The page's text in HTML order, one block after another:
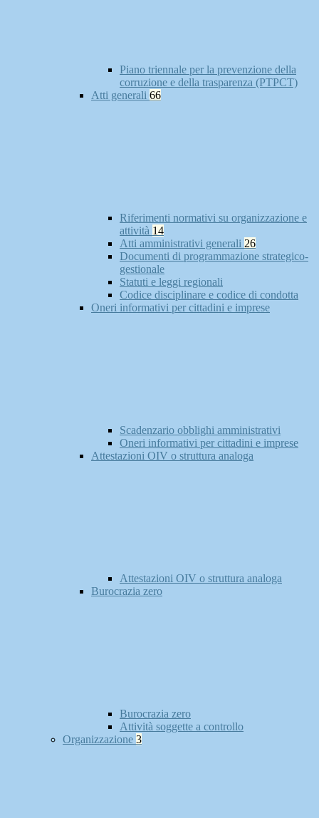
Piano triennale per la prevenzione della
corruzione e della trasparenza (PTPCT)
Atti generali 66
Riferimenti normativi su organizzazione e
attività 14
Atti amministrativi generali 26
Documenti di programmazione strategico-
gestionale
Statuti e leggi regionali
Codice disciplinare e codice di condotta
Oneri informativi per cittadini e imprese
Scadenzario obblighi amministrativi
Oneri informativi per cittadini e imprese
Attestazioni OIV o struttura analoga
Attestazioni OIV o struttura analoga
Burocrazia zero
Burocrazia zero
Attività soggette a controllo
Organizzazione 3